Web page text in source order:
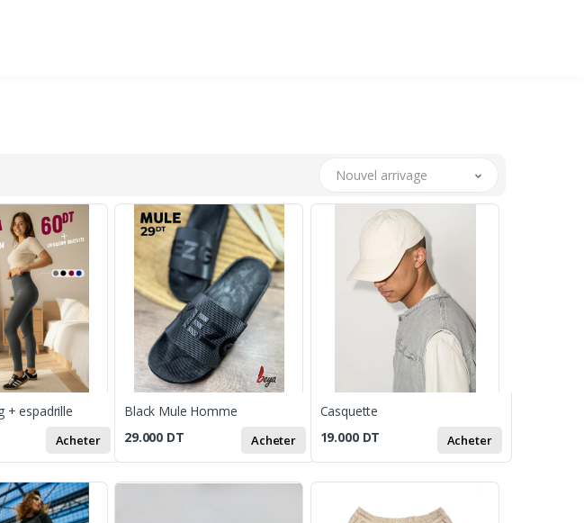
Nouvel arrivage
+ espadrille
Acheter
Black Mule Homme
29.000 DT Acheter
Casquette
19.000 DT Acheter